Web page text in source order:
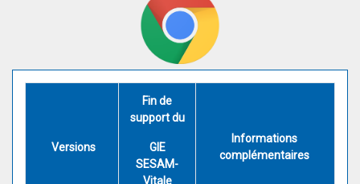
Versions
Fin de
support du
GIE
SESAM-
Vitale
Informations
complémentaires